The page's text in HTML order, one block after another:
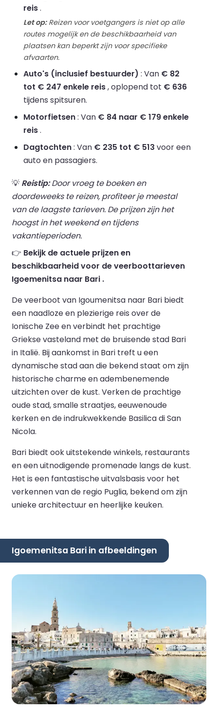
reis.
Let op:Reizen voor voetgangers is niet op alle
routes mogelijk en de beschikbaarheid van
plaatsen kan beperkt zijn voor specifieke
afvaarten.
Auto's (inclusief bestuurder) : Van € 82
tot € 247 enkele reis, oplopend tot € 636
tijdens spitsuren.
Motorfietsen: Van € 84 naar € 179 enkele
reis.
Dagtochten: Van € 235 tot € 513 voor een
auto en passagiers.
💡 Reistip:Door vroeg te boeken en
doordeweeks te reizen, profiteer je meestal
van de laagste tarieven. De prijzen zijn het
hoogst in het weekend en tijdens
vakantieperioden.
👉 Bekijk de actuele prijzen en
beschikbaarheid voor de veerboottarieven
Igoemenitsa naar Bari .
De veerboot van Igoumenitsa naar Bari biedt
een naadloze en plezierige reis over de
Ionische Zee en verbindt het prachtige
Griekse vasteland met de bruisende stad Bari
in Italië. Bij aankomst in Bari treft u een
dynamische stad aan die bekend staat om zijn
historische charme en adembenemende
uitzichten over de kust. Verken de prachtige
oude stad, smalle straatjes, eeuwenoude
kerken en de indrukwekkende Basilica di San
Nicola.
Bari biedt ook uitstekende winkels, restaurants
en een uitnodigende promenade langs de kust.
Het is een fantastische uitvalsbasis voor het
verkennen van de regio Puglia, bekend om zijn
unieke architectuur en heerlijke keuken.
Igoemenitsa Bari in afbeeldingen